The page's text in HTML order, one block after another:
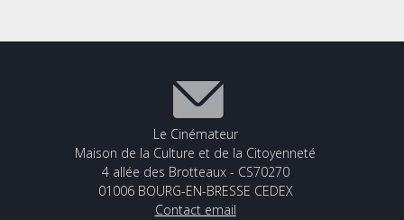
Le Cinémateur
Maison de la Culture et de la Citoyenneté
4 allée des Brotteaux - CS70270
01006 BOURG-EN-BRESSE CEDEX
Contact email